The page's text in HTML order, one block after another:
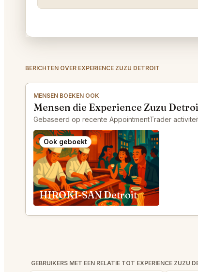
BERICHTEN OVER EXPERIENCE ZUZU DETROIT
MENSEN BOEKEN OOK
Mensen die Experience Zuzu
Gebaseerd op recente AppointmentTrader
Ook geboekt
HIROKI-SAN Detroit
GEBRUIKERS MET EEN RELATIE TOT EXPERIENCE ZUZU